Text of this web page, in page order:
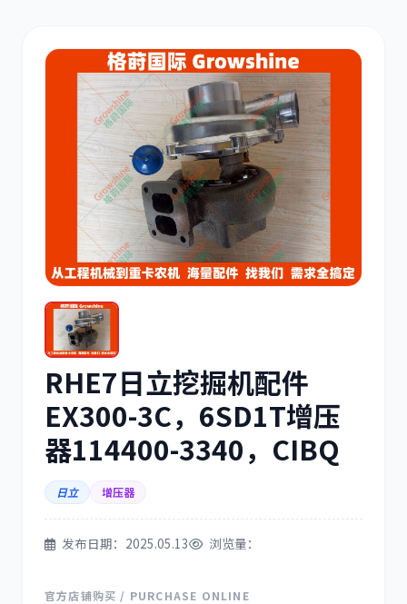
沃尔沃 康明斯
日立 久保田
三菱 博世
洋马
RHE7日立挖掘机配件
EX300-3C，6SD1T增压
器114400-3340，CIBQ
日立 增压器
发布日期：2025.05.13 浏览量：
官方店铺购买 / PURCHASE ONLINE